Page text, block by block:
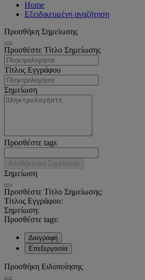
Home
Εξειδικευμένη αναζήτηση
Προσθήκη Σημείωσης
Προσθέστε Τίτλο Σημείωσης
Τίτλος Εγγράφου
Σημείωση
Προσθέστε tags
Αποθήκευση Σημείωσης
Σημείωση
Προσθέστε Τίτλο Σημείωσης:
Τίτλος Εγγράφου:
Σημείωση:
Προσθέστε tags:
Διαγραφή
Επεξεργασία
Προσθήκη Ειδοποίησης